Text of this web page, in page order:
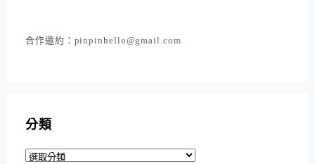
合作邀約：pinpinhello@gmail.com
分類
分